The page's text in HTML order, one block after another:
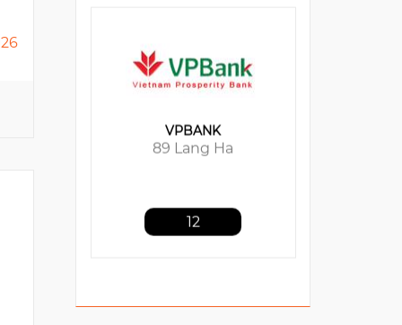
MB BANK
21 Cat Linh
9